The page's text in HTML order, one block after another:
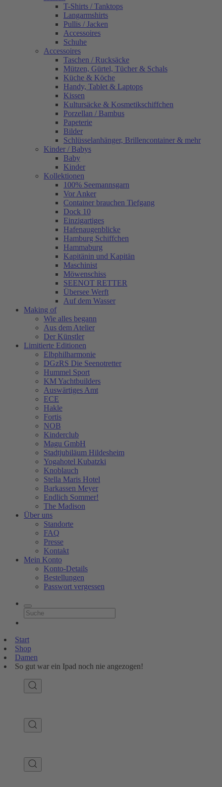
T-Shirts / Tanktops
Langarmshirts
Pullis / Jacken
Accessoires
Schuhe
Accessoires
Taschen / Rucksäcke
Mützen, Gürtel, Tücher & Schals
Küche & Köche
Handy, Tablet & Laptops
Kissen
Kultursäcke & Kosmetikschiffchen
Porzellan / Bambus
Papeterie
Bilder
Schlüsselanhänger, Brillencontainer & mehr
Kinder / Babys
Baby
Kinder
Kollektionen
100% Seemannsgarn
Vor Anker
Container brauchen Tiefgang
Dock 10
Einzigartiges
Hafenaugen­blicke
Hamburg Schiffchen
Hammaburg
Kapitänin und Kapitän
Maschinist
Möwenschiss
SEENOT RETTER
Übersee Werft
Auf dem Wasser
Making of
Wie alles begann
Aus dem Atelier
Der Künstler
Limitierte Editionen
Elbphilharmonie
DGzRS Die Seenotretter
Hummel Sport
KM Yachtbuilders
Auswärtiges Amt
ECE
Hakle
Fortis
NOB
Kinderclub
Magu GmbH
Stadtjubiläum Hildesheim
Yogahotel Kubatzki
Knoblauch
Stella Maris Hotel
Barkassen Meyer
Endlich Sommer!
The Madison
Über uns
Standorte
FAQ
Presse
Kontakt
Mein Konto
Konto-Details
Bestellungen
Passwort vergessen
Start
Shop
Damen
So gut war ein Ipad noch nie angezogen!